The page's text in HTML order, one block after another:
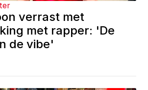
verrast met
met rapper: 'De
de vibe'